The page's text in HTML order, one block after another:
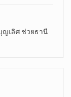
ญเลิศ ช่วยธานี